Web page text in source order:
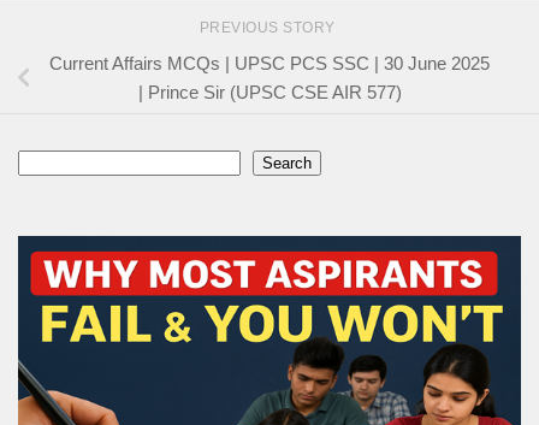
PREVIOUS STORY
Current Affairs MCQs | UPSC PCS SSC | 30 June 2025
| Prince Sir (UPSC CSE AIR 577)
Search